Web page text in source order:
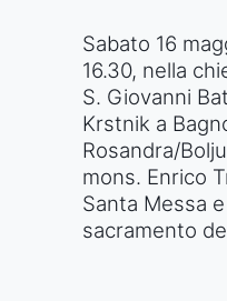
Sabato 16
16.30, nella
S. Giovanni
Krstnik a
Rosandra/
mons. Enrico
Santa Messa
sacramento